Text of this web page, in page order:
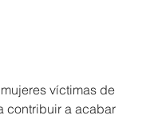
víctimas de
contribuir a acabar